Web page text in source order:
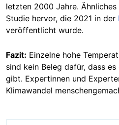
letzten 2000 Jahre.
Studie hervor, die 2021 in der
veröffentlicht wurde.
Fazit: Einzelne hohe
sind kein Beleg dafür, dass
gibt. Expertinnen und
Klimawandel